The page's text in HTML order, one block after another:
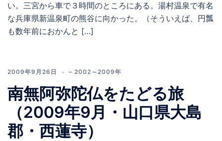
い。三宮から車で３時間のところにある。湯村温泉で有名
な兵庫県新温泉町の熊谷に向かった。（そういえば、円瓢
も数年前におかんと […]
2009年9月26日 – 2002～2009年
南無阿弥陀仏をたどる旅
（2009年9月・山口県大島
郡・西蓮寺）